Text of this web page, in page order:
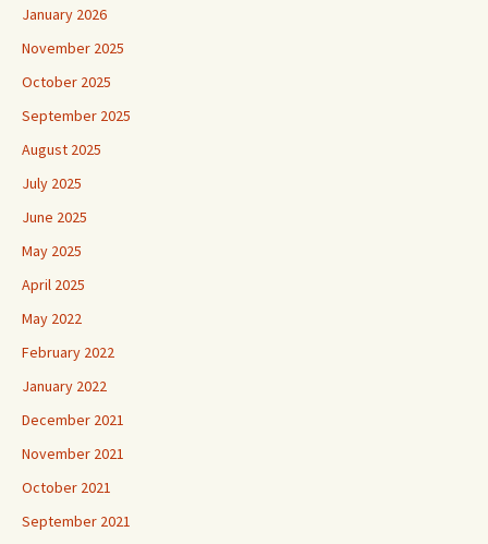
January 2026
November 2025
October 2025
September 2025
August 2025
July 2025
June 2025
May 2025
April 2025
May 2022
February 2022
January 2022
December 2021
November 2021
October 2021
September 2021